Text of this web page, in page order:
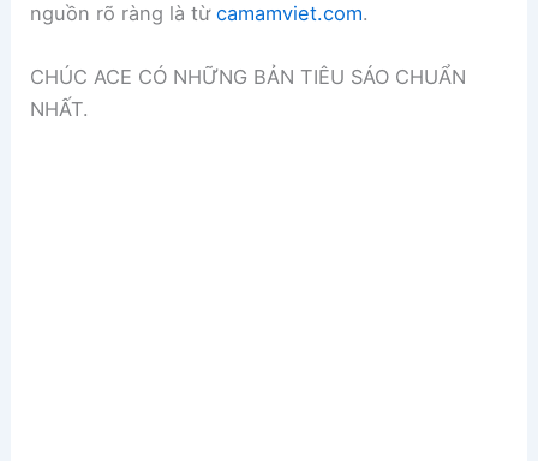
nguồn rõ ràng là từcamamviet.com.
CHÚC ACE CÓ NHỮNG BẢN TIÊU SÁO CHUẨN
NHẤT.